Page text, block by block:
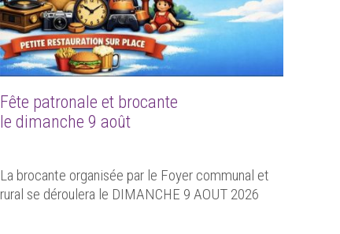
Fête patronale et brocante
le dimanche 9 août
La brocante organisée par le Foyer communal et
rural se déroulera le DIMANCHE 9 AOUT 2026